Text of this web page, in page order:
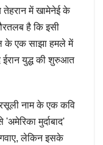
तेहरान में खामेनेई के
है कि इसी
के एक साझा हमले में
युद्ध की शुरुआत
नाम के एक कवि
मुर्दाबाद'
लेकिन इसके